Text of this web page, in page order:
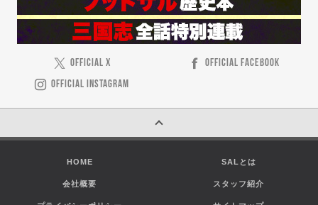
OFFICIAL X
OFFICIAL FACEBOOK
OFFICIAL INSTAGRAM
HOME SALとは
会社概要 スタッフ紹介